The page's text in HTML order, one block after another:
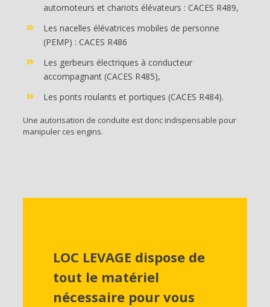
automoteurs et chariots élévateurs : CACES R489,
Les nacelles élévatrices mobiles de personne
(PEMP) : CACES R486
Les gerbeurs électriques à conducteur
accompagnant (CACES R485),
Les ponts roulants et portiques (CACES R484).
Une autorisation de conduite est donc indispensable pour
manipuler ces engins.
LOC LEVAGE dispose de
tout le matériel
nécessaire pour vous